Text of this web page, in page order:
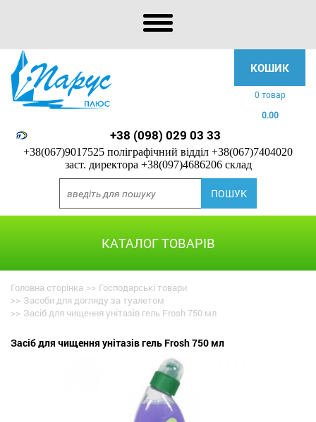
КОШИК
0 товар
0.00
+38 (098) 029 03 33
+38(067)9017525 поліграфічний відділ +38(067)7404020
заст. директора +38(097)4686206 склад
КАТАЛОГ ТОВАРІВ
Головна сторінка >> Господарські товари
>> Засоби для догляду за туалетом
>> Засіб для чищення унітазів гель Frosh 750 мл
Засіб для чищення унітазів гель Frosh 750 мл